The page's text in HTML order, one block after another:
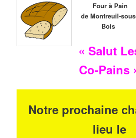
Four à Pain
de Montreuil-
Bois
« Salut
Co-Pains
Notre prochaine
lieu le